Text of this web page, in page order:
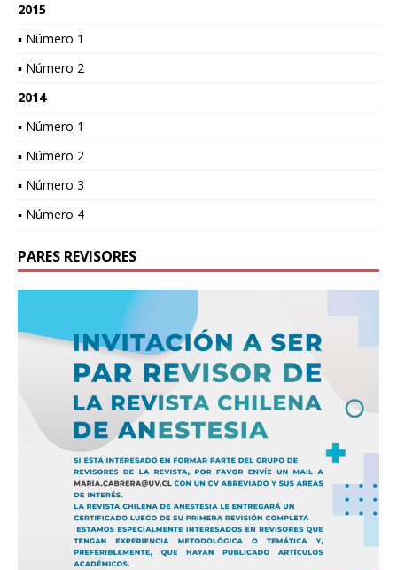
2015
▪ Número 1
▪ Número 2
2014
▪ Número 1
▪ Número 2
▪ Número 3
▪ Número 4
PARES REVISORES